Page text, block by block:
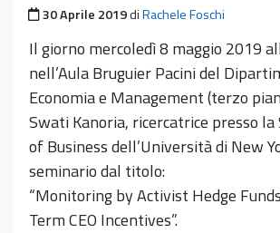
Pubblicato il
30 Aprile 2019diRachele Foschi
Il giorno mercoledì 8 maggio 2019
nell’Aula Bruguier Pacini del
Economia e Management (terzo
Swati Kanoria, ricercatrice presso la
of Business dell’Università di New
seminario dal titolo:
“Monitoring by Activist Hedge
Term CEO Incentives”.